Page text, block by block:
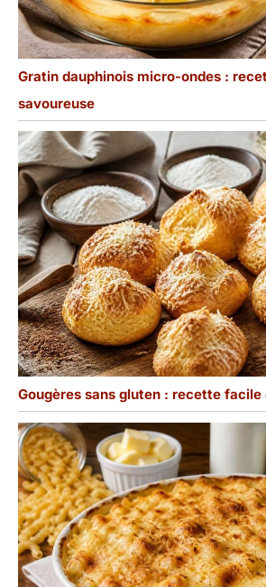
Gratin dauphinois micro-ondes :
savoureuse
Gougères sans gluten : recette facile